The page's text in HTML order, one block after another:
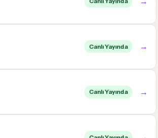
Canlı Yayında →
Canlı Yayında →